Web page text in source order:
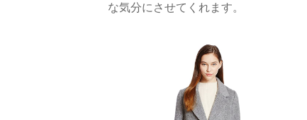
な気分にさせてくれます。